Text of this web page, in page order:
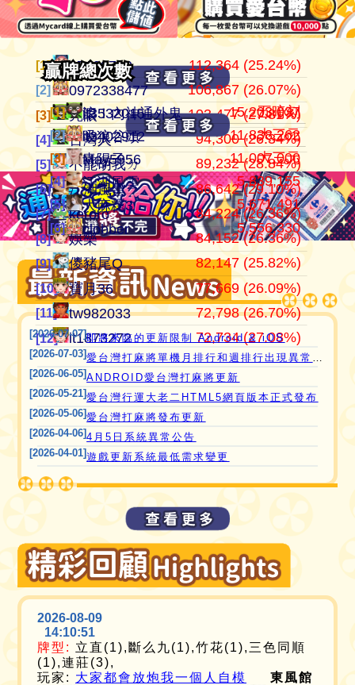
愛台灣打麻將🖥️📱適用於所有市面上大部分
瀏覽器(HTML5 遊戲)，免下載，免安裝，
現在立即點擊馬上玩😊❤️💕😘
[1] 江湖風雲 104,184,201
[2] 田寮阿寶 37,514,997
[3] 11060203 24,268,916
[4] ‘見好就收’ 21,354,199
[5] Apple0613 21,270,160
[6] it2989674 18,649,605
[7] i918472090 15,736,616
[8] ONTARIO歐巴桑 11,221,251
[9] it2967408 9,801,724
[10] i757724391 9,574,806
[11] 青陽子 9,508,995
[12] i339494808 8,422,897
贏牌總次數
贏牌總次數
[1] 07100710 112,364 (25.24%)
[2] 0972338477 106,867 (26.07%)
[3] 亮眼 103,477 (27.81%)
[4] 台灣人 94,300 (26.34%)
[5] 不能胡我ㄉ 89,232 (28.84%)
[6] 江湖風雲 86,642 (29.10%)
[7] keroro 84,224 (26.36%)
[8] 娛樂 84,152 (26.36%)
[9] 儍豬尾Q 82,147 (25.82%)
[10] 寶月36 77,669 (26.09%)
[11] tw982033 72,798 (26.70%)
[12] it1873272 72,734 (27.08%)
[1] 07100710 445,152
[2] 0972338477 409,934
[3] 亮眼 372,053
[4] 台灣人 358,002
[5] keroro 319,481
[6] 娛樂 319,235
[7] 儍豬尾Q 318,119
[8] 不能胡我ㄉ 309,529
[9] 江湖風雲 297,690
[10] 寶月36 297,644
[11] itw271727 285,594
[12] Ｆanny 276,637
[1] 滾！內神通外鬼坐斃A賽金15,203,037
[2] 吸狼谷頭 11,838,262
[3] 青陽子 11,007,000
[4] 江湖風雲 5,839,155
[5] 大麻糬3 5,671,491
[6] clobber 5,556,330
[1] it3532015 五暗刻
[2] it3402912 大三元
[3] May5956 大三元
[2026-07-07]即將來臨的更新限制 Android & iOS
[2026-07-03]
[2026-06-05]ANDROID愛台灣打麻將更新
[2026-05-21]愛台灣行運大老二HTML5網頁版本正式發布
[2026-05-06]愛台灣打麻將發布更新
[2026-04-06]4月5日系統異常公告
[2026-04-01]遊戲更新系統最低需求變更
2026-08-09
14:10:51
牌型: 立直(1),斷么九(1),竹花(1),三色同順
(1),連莊(3),
玩家: 大家都會放炮我一個人自模 東風館